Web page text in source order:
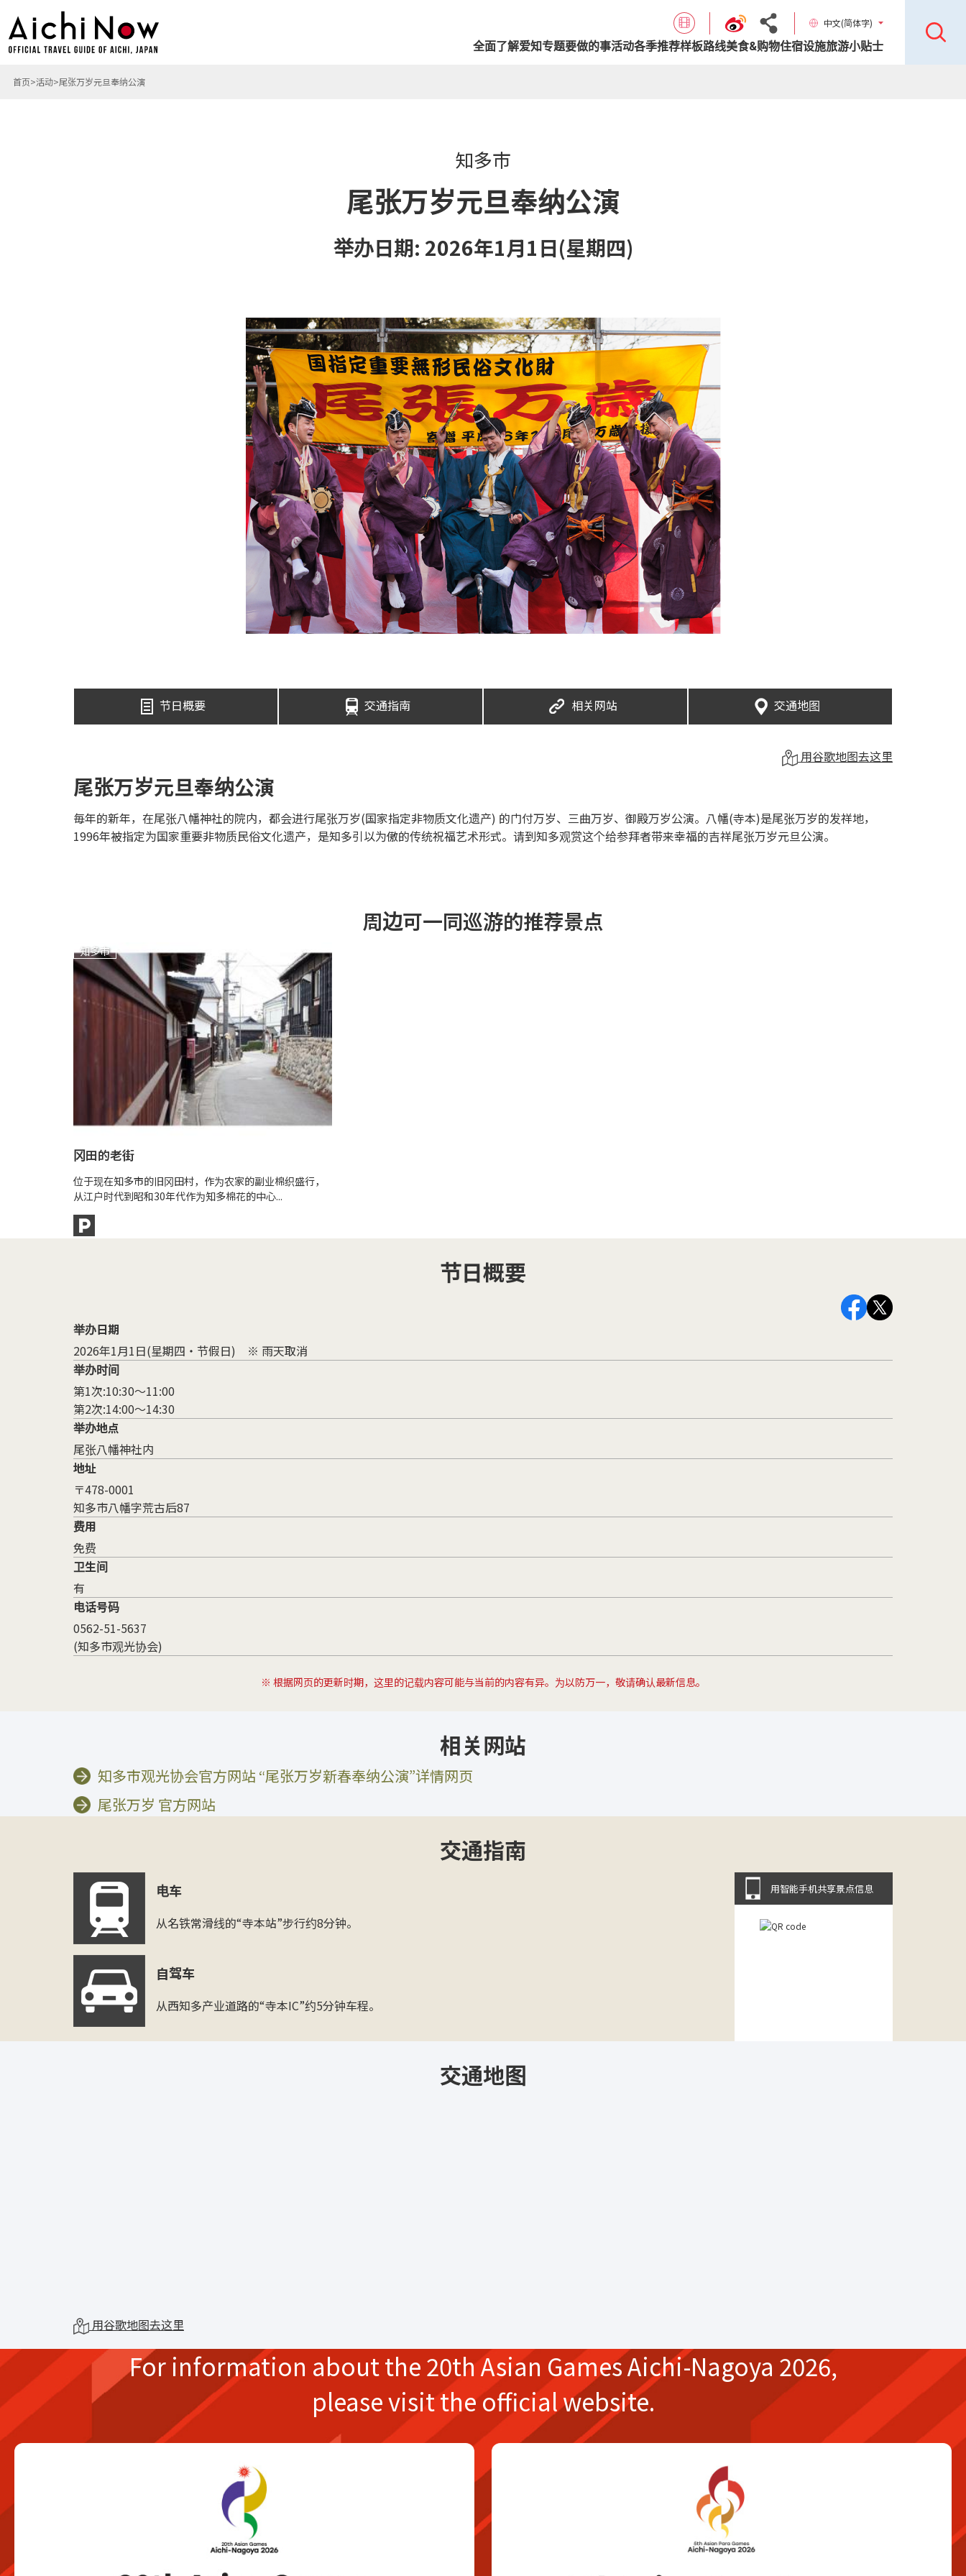
中文(简体字)
全面了解爱知专题要做的事活动各季推荐样板路线美食&购物住宿设施旅游小贴士
首页 活动 尾张万岁元旦奉纳公演
知多市
尾张万岁元旦奉纳公演
举办日期: 2026年1月1日(星期四)
节日概要 交通指南 相关网站 交通地图
用谷歌地图去这里
尾张万岁元旦奉纳公演
毎年的新年，在尾张八幡神社的院内，都会进行尾张万岁(国家指定非物质文化遗产) 的门付万岁、三曲万岁、御殿万岁公演。八幡(寺本)是尾张万岁的发祥地，
1996年被指定为国家重要非物质民俗文化遗产，是知多引以为傲的传统祝福艺术形式。请到知多观赏这个给参拜者带来幸福的吉祥尾张万岁元旦公演。
周边可一同巡游的推荐景点
知多市
冈田的老街
位于现在知多市的旧冈田村，作为农家的副业棉织盛行，
从江户时代到昭和30年代作为知多棉花的中心...
节日概要
举办日期
2026年1月1日(星期四・节假日) ※ 雨天取消
举办时间
第1次:10:30～11:00
第2次:14:00～14:30
举办地点
尾张八幡神社内
地址
〒478-0001
知多市八幡字荒古后87
费用
免费
卫生间
有
电话号码
0562-51-5637
(知多市观光协会)
※ 根据网页的更新时期，这里的记载内容可能与当前的内容有异。为以防万一，敬请确认最新信息。
相关网站
知多市观光协会官方网站 “尾张万岁新春奉纳公演”详情网页
尾张万岁 官方网站
交通指南
电车
从名铁常滑线的“寺本站”步行约8分钟。
自驾车
从西知多产业道路的“寺本IC”约5分钟车程。
用智能手机共享景点信息
交通地图
用谷歌地图去这里
For information about the20th Asian GamesAichi-Nagoya 2026,
pleasevisit the official website.